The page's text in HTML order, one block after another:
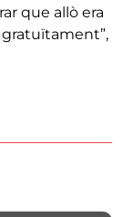
que allò era